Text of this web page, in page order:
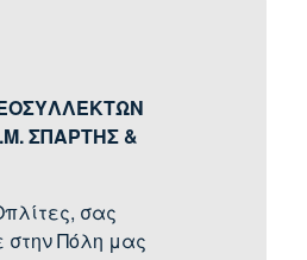
ΣΠΑΡΤΗΣ &
σας
στην Πόλη μας